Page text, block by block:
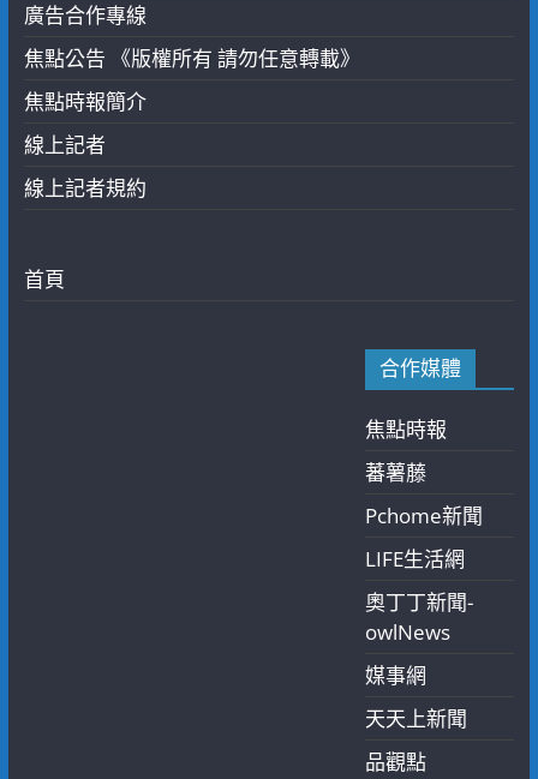
廣告合作專線
焦點公告 《版權所有 請勿任意轉載》
焦點時報簡介
線上記者
線上記者規約
首頁
合作媒體
焦點時報
蕃薯藤
Pchome新聞
LIFE生活網
奧丁丁新聞-
owlNews
媒事網
天天上新聞
品觀點